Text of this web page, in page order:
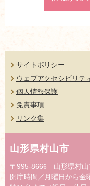
サイトポリシー
ウェブアクセシビリテ
個人情報保護
免責事項
リンク集
山形県村山市
〒995-8666 山形県村山
開庁時間／月曜日から金